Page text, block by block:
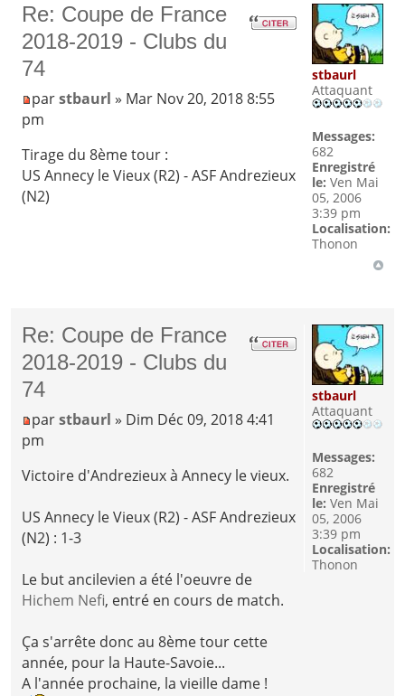
Re: Coupe de France
2018-2019 - Clubs du
74
parstbaurl » Mar Nov 20, 2018 8:55
pm
Tirage du 8ème tour :
US Annecy le Vieux (R2) - ASF Andrezieux
(N2)
stbaurl
Attaquant
Messages:
682
Enregistré
le: Ven Mai
05, 2006
3:39 pm
Localisation:
Thonon
Re: Coupe de France
2018-2019 - Clubs du
74
parstbaurl » Dim Déc 09, 2018 4:41
pm
Victoire d'Andrezieux à Annecy le vieux.
US Annecy le Vieux (R2) - ASF Andrezieux
(N2) : 1-3
Le but ancilevien a été l'oeuvre de
Hichem Nefi, entré en cours de match.
Ça s'arrête donc au 8ème tour cette
année, pour la Haute-Savoie...
A l'année prochaine, la vieille dame !
stbaurl
Attaquant
Messages:
682
Enregistré
le: Ven Mai
05, 2006
3:39 pm
Localisation:
Thonon